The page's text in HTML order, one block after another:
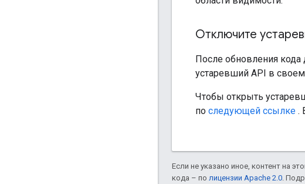
Отключите
После обновления кода
устаревший API в своем
Чтобы открыть
по следующей ссылке .
Если не указано иное, контент на
кода – по лицензии Apache 2.0 .